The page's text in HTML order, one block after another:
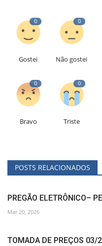
0
Gostei
0
Não gostei
0
Bravo
0
Triste
POSTS RELACIONADOS
PREGÃO ELETRÔNICO–
Mar 20, 2026
TOMADA DE PREÇOS 03/